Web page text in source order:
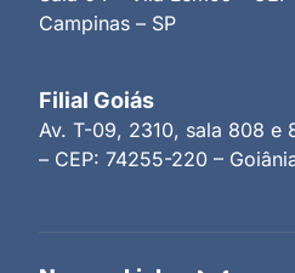
Campinas – SP
Filial Goiás
Av. T-09, 2310, sala 808 e
– CEP: 74255-220 –